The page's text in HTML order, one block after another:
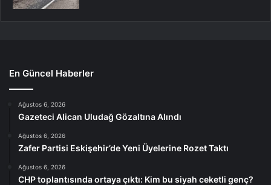
En Güncel Haberler
Ağustos 6, 2026
Gazeteci Alican Uludağ Gözaltına Alındı
Ağustos 6, 2026
Zafer Partisi Eskişehir’de Yeni Üyelerine Rozet Taktı
Ağustos 6, 2026
CHP toplantısında ortaya çıktı: Kim bu siyah ceketli genç?